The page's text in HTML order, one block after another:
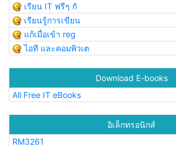
เรียน IT ฟรีๆ กั
เรียนรู้การเขียน
แก้เมื่อเข้า reg
ไอที และคอมพิวเต
Download E-books
All Free IT eBooks
อิเล็กทรอนิกส์
RM3261